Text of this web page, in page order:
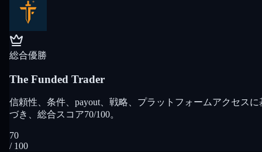
総合優勝
The Funded Trader
信頼性、条件、payout、戦略、プラットフォームアクセスに
づき、総合スコア70/100。
70
/ 100